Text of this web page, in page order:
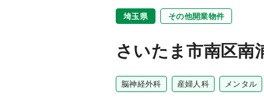
医療モール開業
埼玉県 その他開業物件
さいたま市南区南
脳神経外科 産婦人科 メンタル